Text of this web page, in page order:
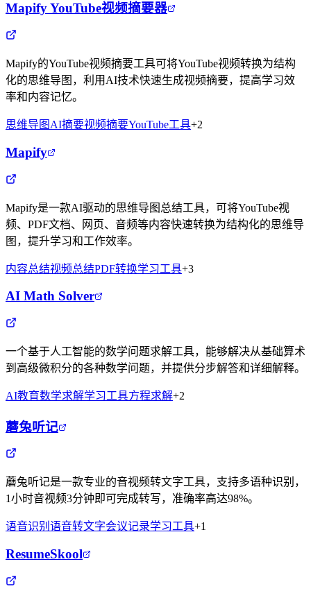
Mapify YouTube视频摘要器
Mapify的YouTube视频摘要工具可将YouTube视频转换为结构
化的思维导图，利用AI技术快速生成视频摘要，提高学习效
率和内容记忆。
思维导图 AI摘要视频摘要YouTube工具+2
Mapify
Mapify是一款AI驱动的思维导图总结工具，可将YouTube视
频、PDF文档、网页、音频等内容快速转换为结构化的思维导
图，提升学习和工作效率。
内容总结视频总结PDF转换学习工具+3
AI Math Solver
一个基于人工智能的数学问题求解工具，能够解决从基础算术
到高级微积分的各种数学问题，并提供分步解答和详细解释。
AI教育数学求解学习工具方程求解+2
蘑兔听记
蘑兔听记是一款专业的音视频转文字工具，支持多语种识别，
1小时音视频3分钟即可完成转写，准确率高达98%。
语音识别 语音转文字会议记录学习工具+1
ResumeSkool